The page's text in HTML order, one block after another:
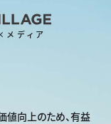
ディア
値向上のため、有益